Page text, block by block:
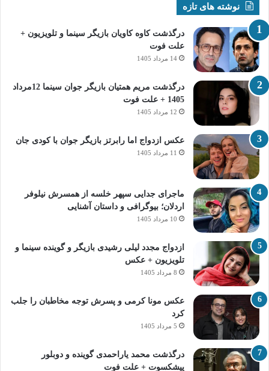
نوشته های تازه
درگذشت کاوه کاویان بازیگر سینما و تلویزیون +
علت فوت
14 مرداد 1405
درگذشت مریم همتیان بازیگر جوان سینما 12مرداد
1405 + علت فوت
12 مرداد 1405
عکس ازدواج اما رابرتز بازیگر جوان با کودی جان
11 مرداد 1405
ماجرای جدایی سپهر خلسه از همسرش نیلوفر
اردلان؛ بیوگرافی و داستان آشنایی
10 مرداد 1405
ازدواج مجدد لیلی رشیدی بازیگر و گوینده سینما و
تلویزیون + عکس
8 مرداد 1405
عکس مونا کرمی و پسرش توجه مخاطبان را جلب
کرد
5 مرداد 1405
درگذشت محمد یاراحمدی گوینده و دوبلور
پیشکسوت + علت فوت